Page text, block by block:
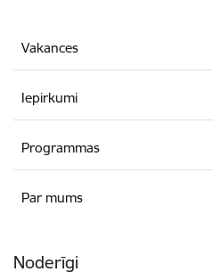
Vakances
Iepirkumi
Programmas
Par mums
Noderīgi